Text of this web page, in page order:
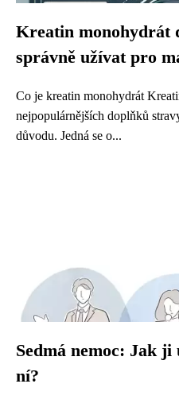
Kreatin monohydrát
správně užívat pro
Co je kreatin monohydrát
nejpopulárnějších doplňků
důvodu. Jedná se o...
Sedmá nemoc: Jak ji
ní?